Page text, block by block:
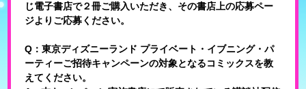
じ電子書店で２冊ご購入いただき、その書店上の応募ペー
ジよりご応募ください。
Q：東京ディズニーランド プライベート・イブニング・パ
ーティーご招待キャンペーンの対象となるコミックスを教
えてください。